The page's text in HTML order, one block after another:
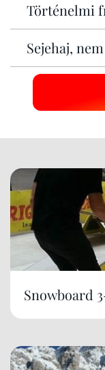
Történelmi
Sejehaj,
Snowboard